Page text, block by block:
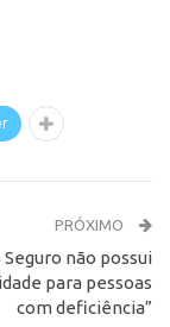
PRÓXIMO
não possui
para pessoas
com deficiência”